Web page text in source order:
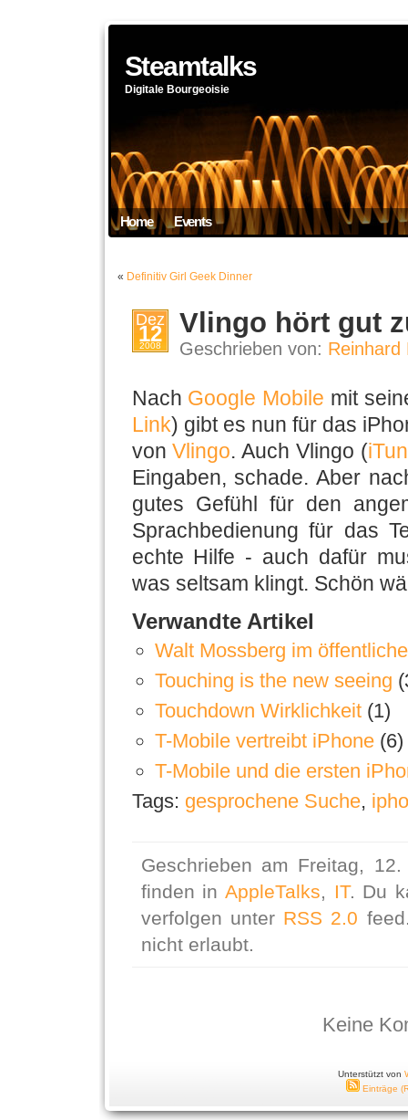
Steamtalks
Digitale Bourgeoisie
Home Events
« Definitiv Girl Geek Dinner
Dez
12
2008
Vlingo hört gut
Geschrieben von: Reinhard
Nach Google Mobile mit
Link) gibt es nun für das
vonVlingo. Auch Vlingo (
Eingaben, schade. Aber
gutes Gefühl für den
Sprachbedienung für das
echte Hilfe - auch dafür
was seltsam klingt. Schön
Verwandte Artikel
Walt Mossberg im
Touching is the new seeing
Touchdown Wirklichkeit(1)
T-Mobile vertreibt iPhone(6)
T-Mobile und die ersten
Tags: gesprochene Suche,
Geschrieben am Freitag,
finden in AppleTalks, IT. Du
verfolgen unter RSS 2.0
nicht erlaubt.
Keine
Unterstützt von
Einträge